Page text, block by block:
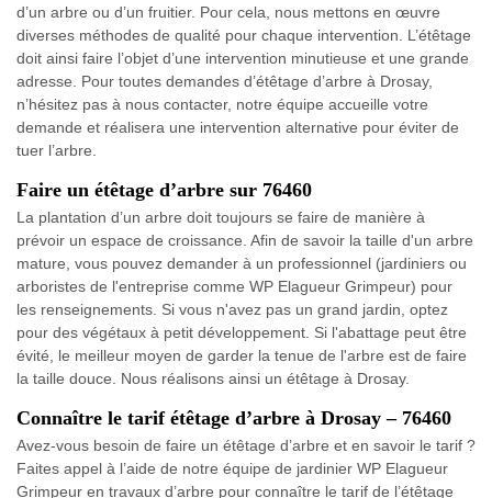
d’un arbre ou d’un fruitier. Pour cela, nous mettons en œuvre
diverses méthodes de qualité pour chaque intervention. L’étêtage
doit ainsi faire l’objet d’une intervention minutieuse et une grande
adresse. Pour toutes demandes d’étêtage d’arbre à Drosay,
n’hésitez pas à nous contacter, notre équipe accueille votre
demande et réalisera une intervention alternative pour éviter de
tuer l’arbre.
Faire un étêtage d’arbre sur 76460
La plantation d’un arbre doit toujours se faire de manière à
prévoir un espace de croissance. Afin de savoir la taille d'un arbre
mature, vous pouvez demander à un professionnel (jardiniers ou
arboristes de l'entreprise comme WP Elagueur Grimpeur) pour
les renseignements. Si vous n'avez pas un grand jardin, optez
pour des végétaux à petit développement. Si l'abattage peut être
évité, le meilleur moyen de garder la tenue de l'arbre est de faire
la taille douce. Nous réalisons ainsi un étêtage à Drosay.
Connaître le tarif étêtage d’arbre à Drosay – 76460
Avez-vous besoin de faire un étêtage d’arbre et en savoir le tarif ?
Faites appel à l’aide de notre équipe de jardinier WP Elagueur
Grimpeur en travaux d’arbre pour connaître le tarif de l’étêtage